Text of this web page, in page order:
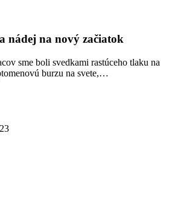
nádej na nový začiatok
sme boli svedkami rastúceho tlaku na
burzu na svete,…